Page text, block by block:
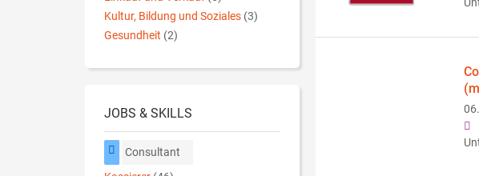
Kultur, Bildung und Soziales (3)
Gesundheit (2)
JOBS & SKILLS
Consultant